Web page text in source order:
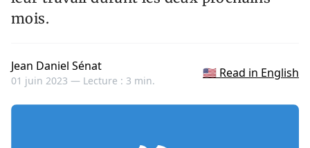
mois.
Jean Daniel Sénat
01 juin 2023 — Lecture : 3 min.
🇺🇸 Read in English